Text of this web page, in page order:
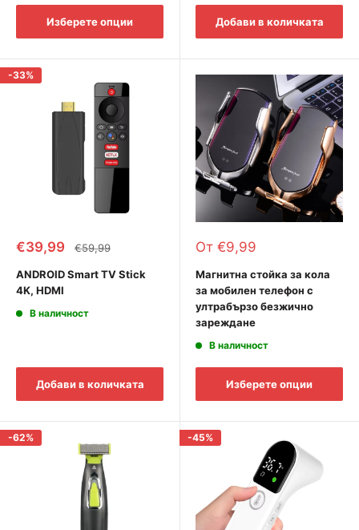
Изберете опции Добави в количката
-33%
Промоционална
цена
€39,99
Редовна
цена
€59,99
ANDROID Smart TV Stick
4K, HDMI
В наличност
Добави в количката
Промоционална
От €9,99
Магнитна стойка за кола
за мобилен телефон с
ултрабързо безжично
зареждане
В наличност
Изберете опции
-62% -45%